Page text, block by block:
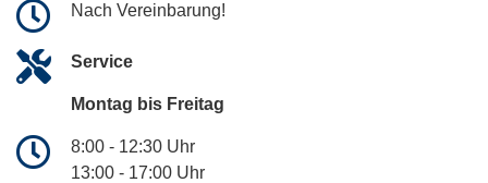
Nach Vereinbarung!
Service
Montag bis Freitag
8:00 - 12:30 Uhr
13:00 - 17:00 Uhr